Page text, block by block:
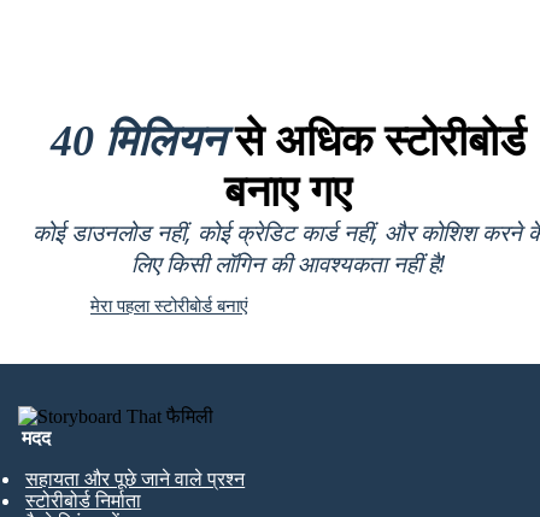
40 मिलियनसे अधिक स्टोरीबोर्ड
बनाए गए
कोई डाउनलोड नहीं, कोई क्रेडिट कार्ड नहीं, और कोशिश करने
लिए किसी लॉगिन की आवश्यकता नहीं है!
मेरा पहला स्टोरीबोर्ड बनाएं
मदद
सहायता और पूछे जाने वाले प्रश्न
स्टोरीबोर्ड निर्माता